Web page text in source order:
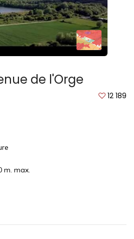
de l'Orge
12 189
m. max.